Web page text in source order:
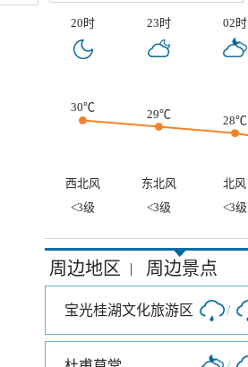
20时 23时 02时
30℃ 29℃
28℃
西北风 东北风 北风
<3级
<3级 <3级
周边地区 | 周边景点
宝光桂湖文化旅游区 /